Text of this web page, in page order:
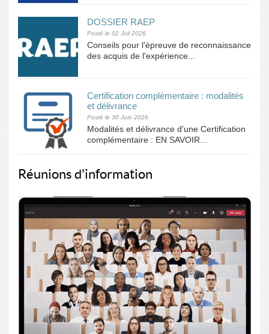
DOSSIER RAEP
Posté le 02 Juil 2026
Conseils pour l'épreuve de reconnaissance
des acquis de l'expérience...
Certification complémentaire : modalités
et délivrance
Posté le 30 Juin 2026
Modalités et délivrance d'une Certification
complémentaire : EN SAVOIR...
Réunions d'information